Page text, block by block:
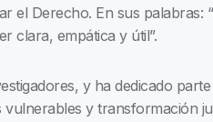
el Derecho. En sus palabras:
clara, empática y útil”.
y ha dedicado
y transformación